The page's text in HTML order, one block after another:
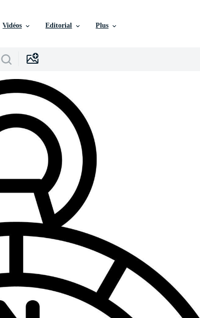
Vidéos Editorial Plus